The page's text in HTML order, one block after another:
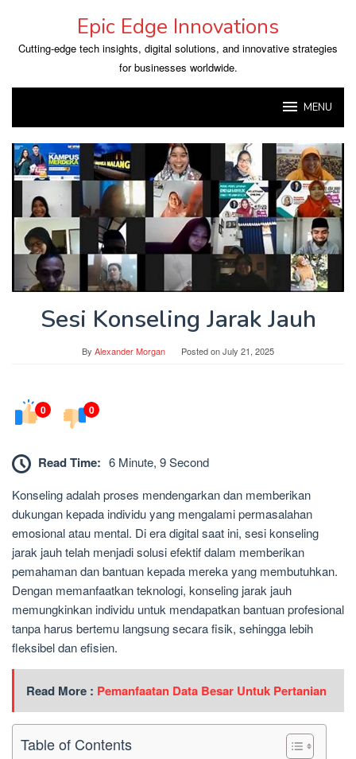
content
Epic Edge Innovations
Cutting-edge tech insights, digital solutions, and innovative strategies
for businesses worldwide.
MENU
Sesi Konseling Jarak Jauh
By Alexander Morgan Posted onJuly 21, 2025
0 0
Read Time: 6 Minute, 9 Second
Konseling adalah proses mendengarkan dan memberikan
dukungan kepada individu yang mengalami permasalahan
emosional atau mental. Di era digital saat ini, sesi konseling
jarak jauh telah menjadi solusi efektif dalam memberikan
pemahaman dan bantuan kepada mereka yang membutuhkan.
Dengan memanfaatkan teknologi, konseling jarak jauh
memungkinkan individu untuk mendapatkan bantuan profesional
tanpa harus bertemu langsung secara fisik, sehingga lebih
fleksibel dan efisien.
Read More : Pemanfaatan Data Besar Untuk Pertanian
Table of Contents